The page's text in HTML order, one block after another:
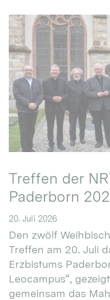
Treffen der
Paderborn
20. Juli 2026
Den zwölf
Treffen am 20. Juli
Erzbistums
Leocampus“,
gemeinsam das